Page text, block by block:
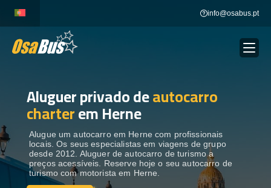
content
info@osabus.pt
ALUGUER DE AUTOCARROS
DESTINOS
FROTA
Aluguer privado deautocarro
charterem Herne
Alugue um autocarro em Herne com profissionais
locais. Os seus especialistas em viagens de grupo
desde 2012. Aluguer de autocarro de turismo a
preços acessíveis. Reserve hoje o seu autocarro de
turismo com motorista em Herne.